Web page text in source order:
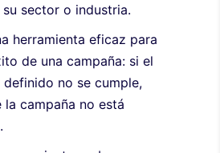
sector o industria.
herramienta eficaz para
de una campaña: si el
definido no se cumple,
la campaña no está